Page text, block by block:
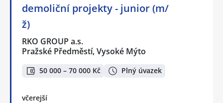
demoliční projekty - junior (m/
ž)
RKO GROUP a.s.
Pražské Předměstí, Vysoké Mýto
50 000 – 70 000 Kč Plný úvazek
včerejší